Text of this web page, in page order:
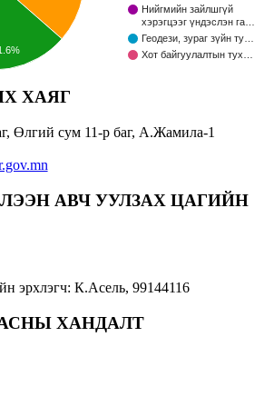
Нийгмийн зайлшгүй
хэрэгцээг үндэслэн га…
Геодези, зураг зүйн ту…
Хот байгуулалтын тух…
ХАЯГ
Өлгий сум 11-р баг, А.Жамила-1
АВЧ УУЛЗАХ ЦАГИЙН
эрхлэгч: К.Асель, 99144116
ХАНДАЛТ